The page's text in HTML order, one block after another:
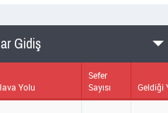
Gidiş
Yolu
Sefer
Sayısı
Geldiği